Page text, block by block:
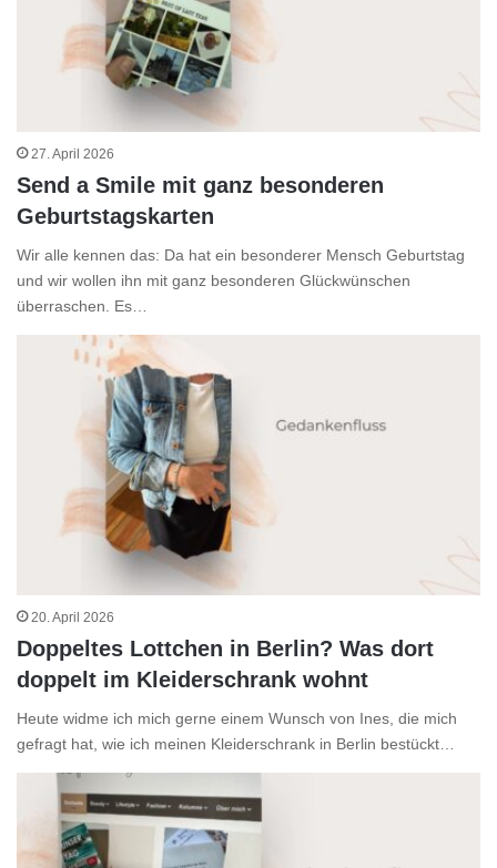
27. April 2026
Send a Smile mit ganz besonderen
Geburtstagskarten
Wir alle kennen das: Da hat ein besonderer Mensch Geburtstag
und wir wollen ihn mit ganz besonderen Glückwünschen
überraschen. Es…
20. April 2026
Doppeltes Lottchen in Berlin? Was dort
doppelt im Kleiderschrank wohnt
Heute widme ich mich gerne einem Wunsch von Ines, die mich
gefragt hat, wie ich meinen Kleiderschrank in Berlin bestückt…